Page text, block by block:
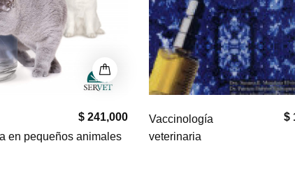
$ 102,000 $
Vacunología
Aplicada a la Producción